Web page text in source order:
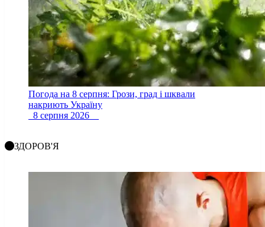
Погода на 8 серпня: Грози, град і шквали
накриють Україну
8 серпня 2026
ЗДОРОВ'Я